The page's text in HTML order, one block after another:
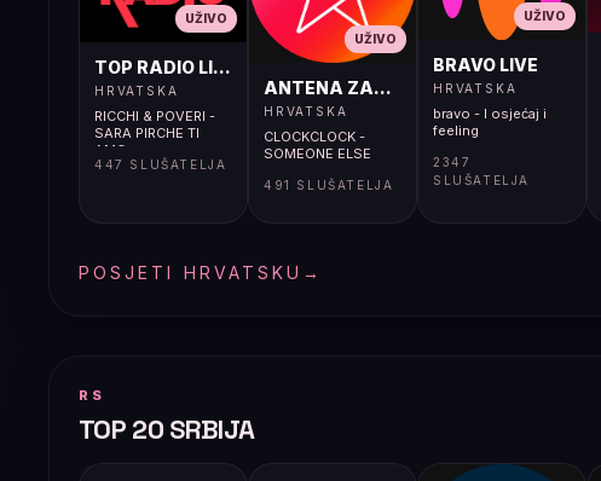
UŽIVO
TOP RADIO LIVE
HRVATSKA
RICCHI & POVERI -
SARA PIRCHE TI
AMO
447 SLUŠATELJA
UŽIVO
ANTENA ZAGREB LIVE
HRVATSKA
CLOCKCLOCK -
SOMEONE ELSE
491 SLUŠATELJA
UŽIVO
BRAVO LIVE
HRVATSKA
bravo - I osjećaj i
feeling
2347
SLUŠATELJA
POSJETI HRVATSKU →
RS
TOP 20 SRBIJA